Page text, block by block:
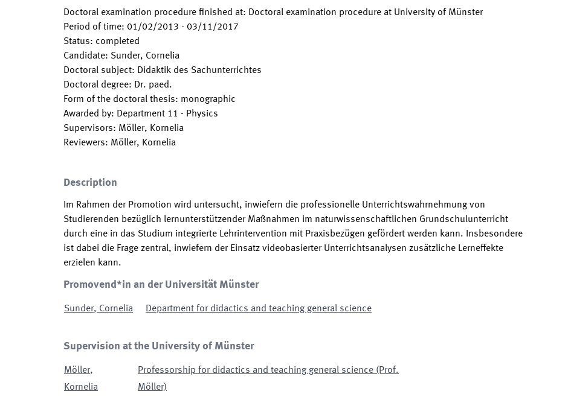
Doctoral examination procedure finished at: Doctoral examination procedure at University of Münster
Period of time: 01/02/2013 - 03/11/2017
Status: completed
Candidate: Sunder, Cornelia
Doctoral subject: Didaktik des Sachunterrichtes
Doctoral degree: Dr. paed.
Form of the doctoral thesis: monographic
Awarded by: Department 11 - Physics
Supervisors: Möller, Kornelia
Reviewers: Möller, Kornelia
Description
Im Rahmen der Promotion wird untersucht, inwiefern die professionelle Unterrichtswahrnehmung von
Studierenden bezüglich lernunterstützender Maßnahmen im naturwissenschaftlichen Grundschulunterricht
durch eine in das Studium integrierte Lehrintervention mit Praxisbezügen gefördert werden kann. Insbesondere
ist dabei die Frage zentral, inwiefern der Einsatz videobasierter Unterrichtsanalysen zusätzliche Lerneffekte
erzielen kann.
Promovend*in an der Universität Münster
Sunder, Cornelia Department for didactics and teaching general science
Supervision at the University of Münster
Möller,
Kornelia
Professorship for didactics and teaching general science (Prof.
Möller)